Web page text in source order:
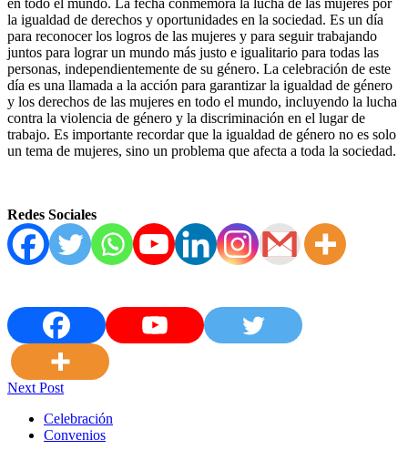
la igualdad de derechos y oportunidades en la sociedad. Es un día
para reconocer los logros de las mujeres y para seguir trabajando
juntos para lograr un mundo más justo e igualitario para todas las
personas, independientemente de su género. La celebración de este
día es una llamada a la acción para garantizar la igualdad de género
y los derechos de las mujeres en todo el mundo, incluyendo la lucha
contra la violencia de género y la discriminación en el lugar de
trabajo. Es importante recordar que la igualdad de género no es solo
un tema de mujeres, sino un problema que afecta a toda la sociedad.
Redes Sociales
Next Post
Celebración
Convenios